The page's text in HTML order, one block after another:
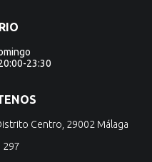
23:30
Centro, 29002 Málaga
297